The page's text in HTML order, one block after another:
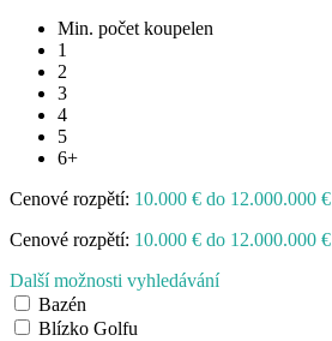
Min. počet koupelen
1
2
3
4
5
6+
Cenové rozpětí: 10.000 € do 12.000.000 €
Cenové rozpětí: 10.000 € do 12.000.000 €
Další možnosti vyhledávání
Bazén
Blízko Golfu